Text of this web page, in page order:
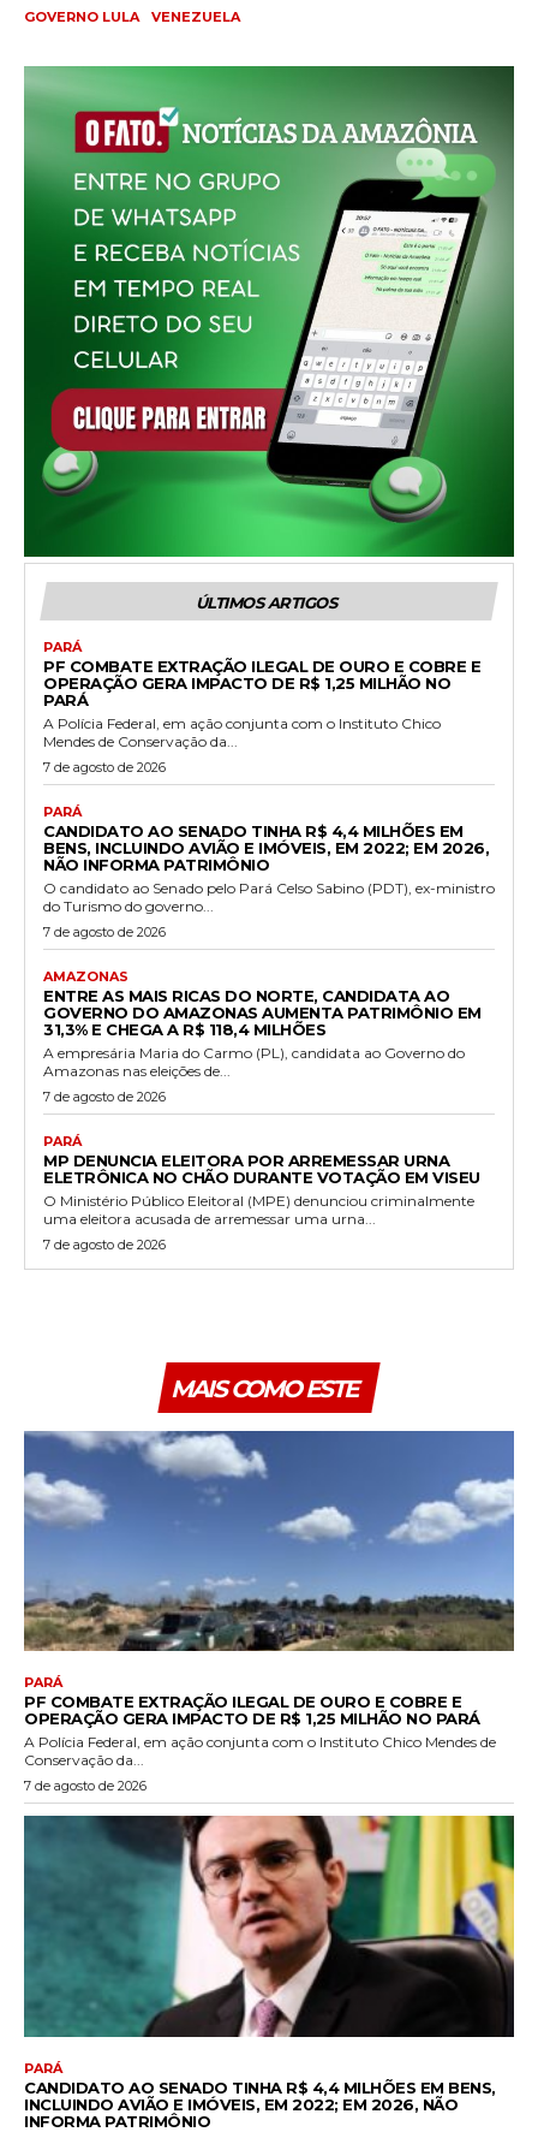
GOVERNO LULA VENEZUELA
ÚLTIMOS ARTIGOS
PARÁ
PF COMBATE EXTRAÇÃO ILEGAL DE OURO E COBRE E
OPERAÇÃO GERA IMPACTO DE R$ 1,25 MILHÃO NO
PARÁ
A Polícia Federal, em ação conjunta com o Instituto Chico
Mendes de Conservação da...
7 de agosto de 2026
PARÁ
CANDIDATO AO SENADO TINHA R$ 4,4 MILHÕES EM
BENS, INCLUINDO AVIÃO E IMÓVEIS, EM 2022; EM 2026,
NÃO INFORMA PATRIMÔNIO
O candidato ao Senado pelo Pará Celso Sabino (PDT), ex-ministro
do Turismo do governo...
7 de agosto de 2026
AMAZONAS
ENTRE AS MAIS RICAS DO NORTE, CANDIDATA AO
GOVERNO DO AMAZONAS AUMENTA PATRIMÔNIO EM
31,3% E CHEGA A R$ 118,4 MILHÕES
A empresária Maria do Carmo (PL), candidata ao Governo do
Amazonas nas eleições de...
7 de agosto de 2026
PARÁ
MP DENUNCIA ELEITORA POR ARREMESSAR URNA
ELETRÔNICA NO CHÃO DURANTE VOTAÇÃO EM VISEU
O Ministério Público Eleitoral (MPE) denunciou criminalmente
uma eleitora acusada de arremessar uma urna...
7 de agosto de 2026
MAIS COMO ESTE
PARÁ
PF COMBATE EXTRAÇÃO ILEGAL DE OURO E COBRE E
OPERAÇÃO GERA IMPACTO DE R$ 1,25 MILHÃO NO PARÁ
A Polícia Federal, em ação conjunta com o Instituto Chico Mendes de
Conservação da...
7 de agosto de 2026
PARÁ
CANDIDATO AO SENADO TINHA R$ 4,4 MILHÕES EM BENS,
INCLUINDO AVIÃO E IMÓVEIS, EM 2022; EM 2026, NÃO
INFORMA PATRIMÔNIO